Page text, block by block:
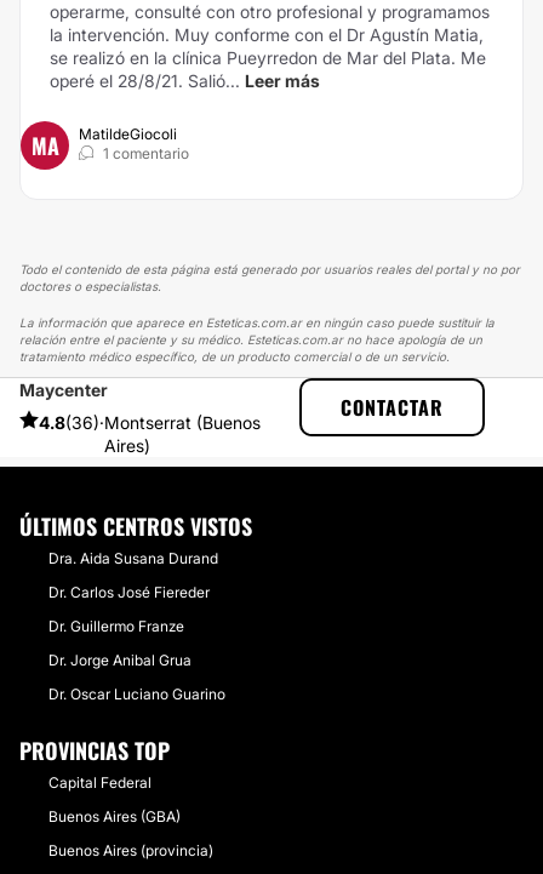
operarme, consulté con otro profesional y programamos
la intervención. Muy conforme con el Dr Agustín Matia,
se realizó en la clínica Pueyrredon de Mar del Plata. Me
operé el 28/8/21. Salió... Leer más
MA
MatildeGiocoli
1 comentario
Todo el contenido de esta página está generado por usuarios reales del portal y no por
doctores o especialistas.
La información que aparece en Esteticas.com.ar en ningún caso puede sustituir la
relación entre el paciente y su médico. Esteticas.com.ar no hace apología de un
tratamiento médico específico, de un producto comercial o de un servicio.
Maycenter
4.8(36)·Montserrat (Buenos
Aires)
CONTACTAR
ESTETICAS
EXPERIENCIAS SOBRE BLANQUEAMIENTO DENTAL
Y APARECIÓ LA SONRISA ESPERADA!!!
ÚLTIMOS CENTROS VISTOS
Dra. Aida Susana Durand
Dr. Carlos José Fiereder
Dr. Guillermo Franze
Dr. Jorge Anibal Grua
Dr. Oscar Luciano Guarino
PROVINCIAS TOP
Capital Federal
Buenos Aires (GBA)
Buenos Aires (provincia)